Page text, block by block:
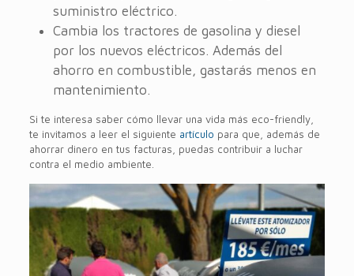
suministro eléctrico.
Cambia los tractores de gasolina y diesel
por los nuevos eléctricos. Además del
ahorro en combustible, gastarás menos en
mantenimiento.
Si te interesa saber cómo llevar una vida más eco-friendly,
te invitamos a leer el siguiente artículo para que, además de
ahorrar dinero en tus facturas, puedas contribuir a luchar
contra el medio ambiente.